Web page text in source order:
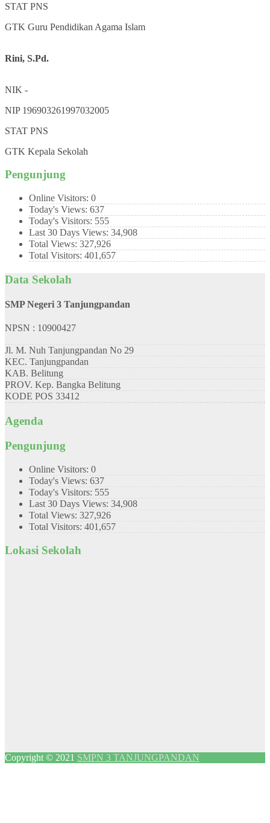
STAT PNS
GTK Guru Pendidikan Agama Islam
Rini, S.Pd.
NIK -
NIP 196903261997032005
STAT PNS
GTK Kepala Sekolah
Pengunjung
Online Visitors: 0
Today's Views: 637
Today's Visitors: 555
Last 30 Days Views: 34,908
Total Views: 327,926
Total Visitors: 401,657
Data Sekolah
SMP Negeri 3 Tanjungpandan
NPSN : 10900427
Jl. M. Nuh Tanjungpandan No 29
KEC. Tanjungpandan
KAB. Belitung
PROV. Kep. Bangka Belitung
KODE POS 33412
Agenda
Pengunjung
Online Visitors: 0
Today's Views: 637
Today's Visitors: 555
Last 30 Days Views: 34,908
Total Views: 327,926
Total Visitors: 401,657
Lokasi Sekolah
Copyright © 2021 SMPN 3 TANJUNGPANDAN